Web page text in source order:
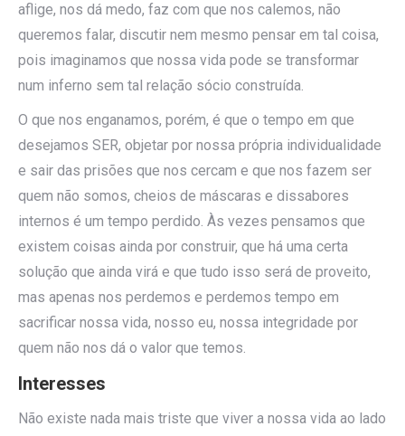
aflige, nos dá medo, faz com que nos calemos, não
queremos falar, discutir nem mesmo pensar em tal coisa,
pois imaginamos que nossa vida pode se transformar
num inferno sem tal relação sócio construída.
O que nos enganamos, porém, é que o tempo em que
desejamos SER, objetar por nossa própria individualidade
e sair das prisões que nos cercam e que nos fazem ser
quem não somos, cheios de máscaras e dissabores
internos é um tempo perdido. Às vezes pensamos que
existem coisas ainda por construir, que há uma certa
solução que ainda virá e que tudo isso será de proveito,
mas apenas nos perdemos e perdemos tempo em
sacrificar nossa vida, nosso eu, nossa integridade por
quem não nos dá o valor que temos.
Interesses
Não existe nada mais triste que viver a nossa vida ao lado